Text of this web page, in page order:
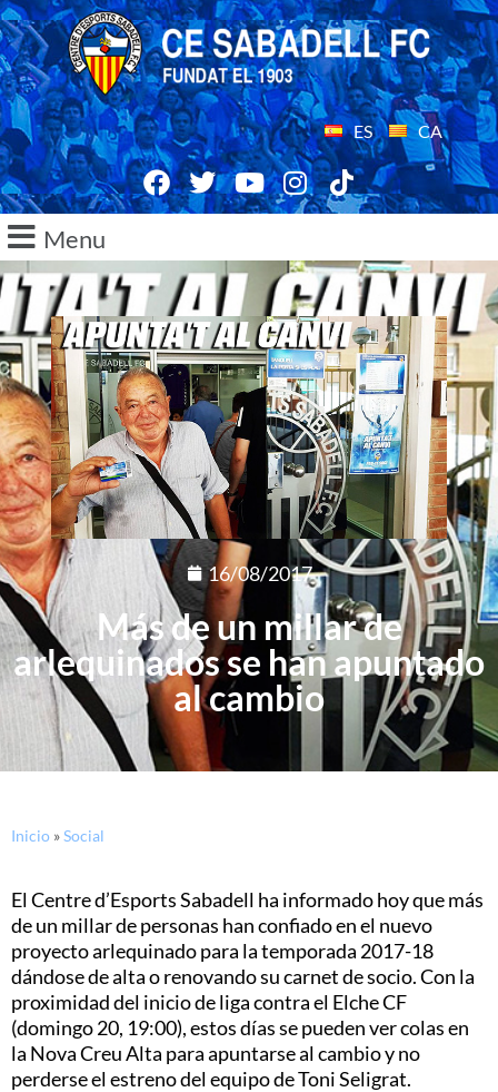
ES CA
Menu
16/08/2017
Más de un millar de
arlequinados se han apuntado
al cambio
Inicio »Social
El Centre d’Esports Sabadell ha informado hoy que más
de un millar de personas han confiado en el nuevo
proyecto arlequinado para la temporada 2017-18
dándose de alta o renovando su carnet de socio. Con la
proximidad del inicio de liga contra el Elche CF
(domingo 20, 19:00), estos días se pueden ver colas en
la Nova Creu Alta para apuntarse al cambio y no
perderse el estreno del equipo de Toni Seligrat.